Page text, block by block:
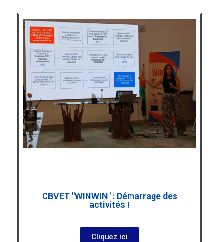
CBVET "WINWIN" : Démarrage des
activités !
Cliquez ici